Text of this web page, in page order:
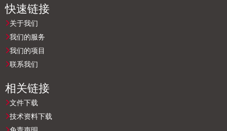
快速链接
关于我们
我们的服务
我们的项目
联系我们
相关链接
文件下载
技术资料下载